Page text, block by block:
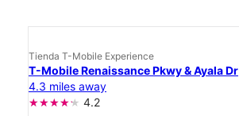
Tienda T-Mobile Experience
T-Mobile Renaissance Pkwy & Ayala Dr
4.3 miles away
4.2